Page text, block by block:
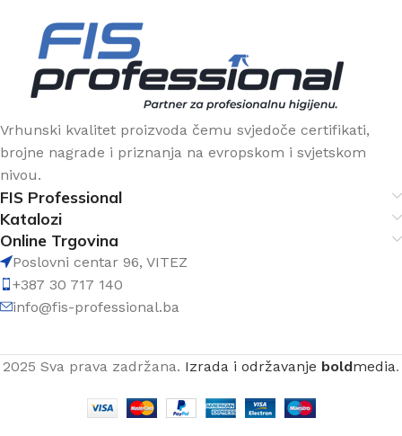
Vrhunski kvalitet proizvoda čemu svjedoče certifikati,
brojne nagrade i priznanja na evropskom i svjetskom
nivou.
FIS Professional
Katalozi
Online Trgovina
Poslovni centar 96, VITEZ
+387 30 717 140
info@fis-professional.ba
2025 Sva prava zadržana. Izrada i održavanje boldmedia.